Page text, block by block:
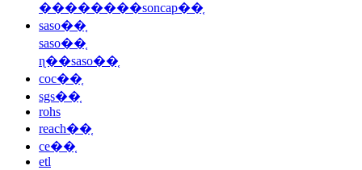
��������soncap��֤
saso��֤
saso��֤
ɳ��saso��֤
coc��֤
sgs��֤
rohs
reach��֤
ce��֤
etl